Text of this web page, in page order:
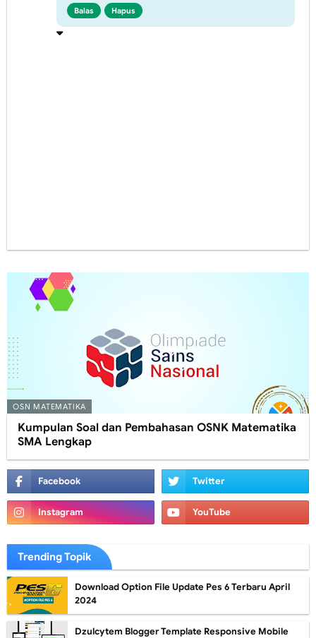
Balas Hapus
OSN MATEMATIKA
Kumpulan Soal dan Pembahasan OSNK Matematika
SMA Lengkap
Trending Topik
Download Option File Update Pes 6 Terbaru April
2024
Dzulcytem Blogger Template Responsive Mobile